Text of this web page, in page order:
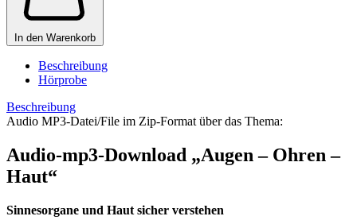
In den Warenkorb
Beschreibung
Hörprobe
Beschreibung
Audio MP3-Datei/File im Zip-Format über das Thema:
Audio-mp3-Download „Augen – Ohren –
Haut“
Sinnesorgane und Haut sicher verstehen